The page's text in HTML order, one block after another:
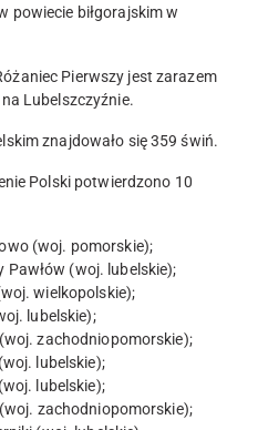
powiecie biłgorajskimw
Pierwszy jest zarazem
Lubelszczyźnie.
znajdowało się 359 świń.
Polski potwierdzono 10
(woj. pomorskie);
(woj. lubelskie);
wielkopolskie);
lubelskie);
zachodniopomorskie);
lubelskie);
lubelskie);
zachodniopomorskie);